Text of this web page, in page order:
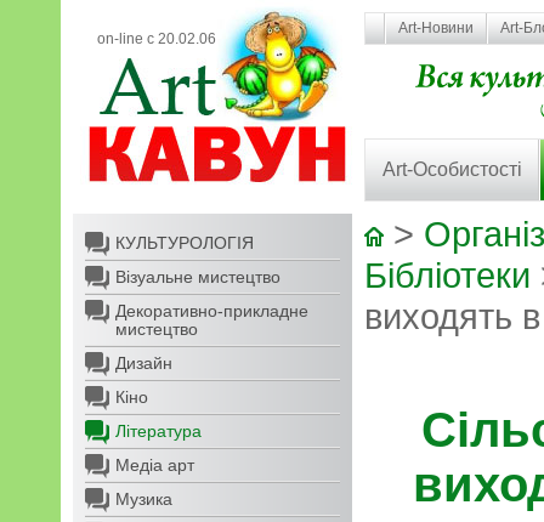
on-line с 20.02.06
Art-Новини Art-
Art-Особистості
КУЛЬТУРОЛОГІЯ
Візуальне мистецтво
Декоративно-прикладне
мистецтво
Дизайн
Кіно
Література
Медіа арт
Музика
>
Бібліотеки
виходять